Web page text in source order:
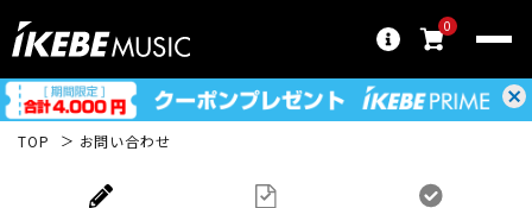
0
TOP お問い合わせ